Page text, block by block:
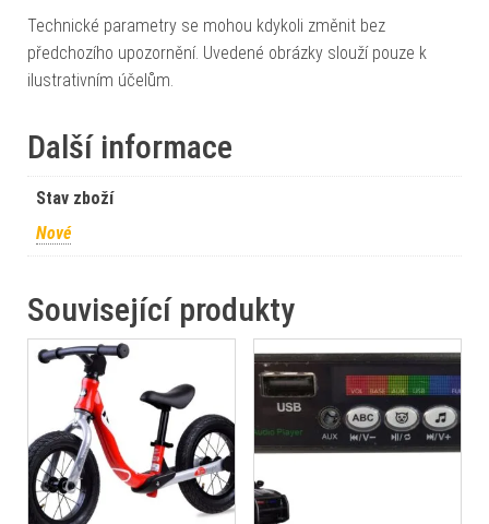
Technické parametry se mohou kdykoli změnit bez
předchozího upozornění. Uvedené obrázky slouží pouze k
ilustrativním účelům.
Další informace
Stav zboží
Nové
Související produkty